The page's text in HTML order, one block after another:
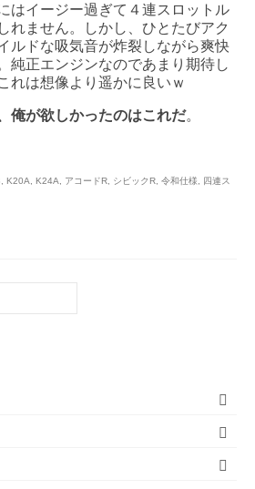
はイージー過ぎて４連スロットル
れません。しかし、ひとたびアク
ルドな吸気音が炸裂しながら爽快
純正エンジンなのであまり期待し
れは想像より遥かに良いｗ
俺が欲しかったのはこれだ。
K20A K24A アコードR シビックR 令和仕様
四連ス